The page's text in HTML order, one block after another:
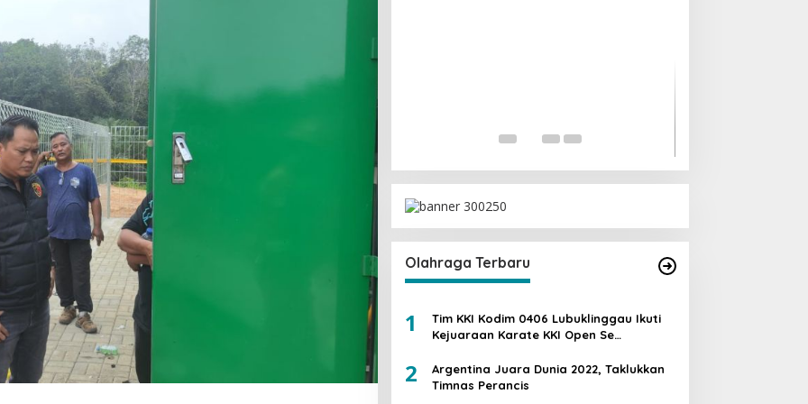
Olahraga Terbaru
1
Tim KKI Kodim 0406 Lubuklinggau Ikuti
Kejuaraan Karate KKI Open Se
2
Argentina Juara Dunia 2022, Taklukkan
Timnas Perancis